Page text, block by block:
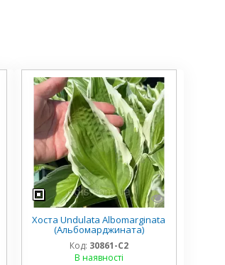
Хоста Undulata Albomarginata
(Альбомарджината)
контейнер 2 л, 3/+ розетки
Код: 30861-С2
В наявності